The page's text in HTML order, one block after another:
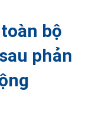
bộ
phản